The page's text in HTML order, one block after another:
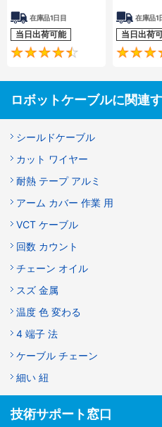
在庫品1日目
当日出荷可能
在庫品1
当日出荷
ロボットケーブルに関連
シールドケーブル
カット ワイヤー
耐熱 テープ アルミ
アーム カバー 作業 用
VCT ケーブル
回数 カウント
チェーン オイル
スズ 金属
温度 色 変わる
4 端子 法
ケーブル チェーン
細い 紐
技術サポート窓口